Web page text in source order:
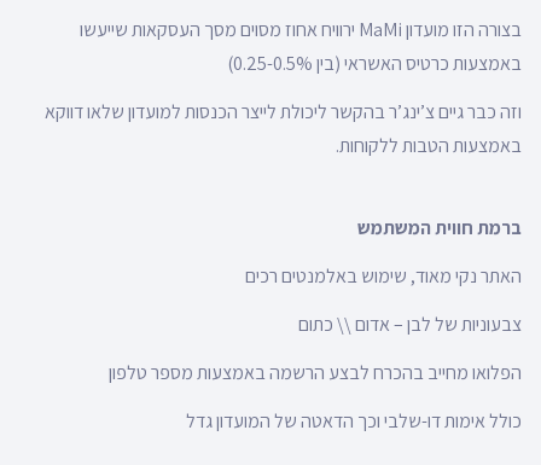
בצורה הזו מועדון MaMi ירוויח אחוז מסוים מסך העסקאות שייעשו
באמצעות כרטיס האשראי (בין 0.25-0.5%)
וזה כבר גיים צ’ינג’ר בהקשר ליכולת לייצר הכנסות למועדון שלאו דווקא
באמצעות הטבות ללקוחות.
ברמת חווית המשתמש
האתר נקי מאוד, שימוש באלמנטים רכים
צבעוניות של לבן – אדום \\ כתום
הפלואו מחייב בהכרח לבצע הרשמה באמצעות מספר טלפון
כולל אימות דו-שלבי וכך הדאטה של המועדון גדל